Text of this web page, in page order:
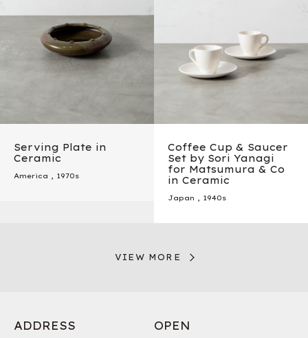
Serving Plate in
Ceramic
America , 1970s
Coffee Cup & Saucer
Set by Sori Yanagi
for Matsumura & Co
in Ceramic
Japan , 1940s
VIEW MORE
ADDRESS OPEN